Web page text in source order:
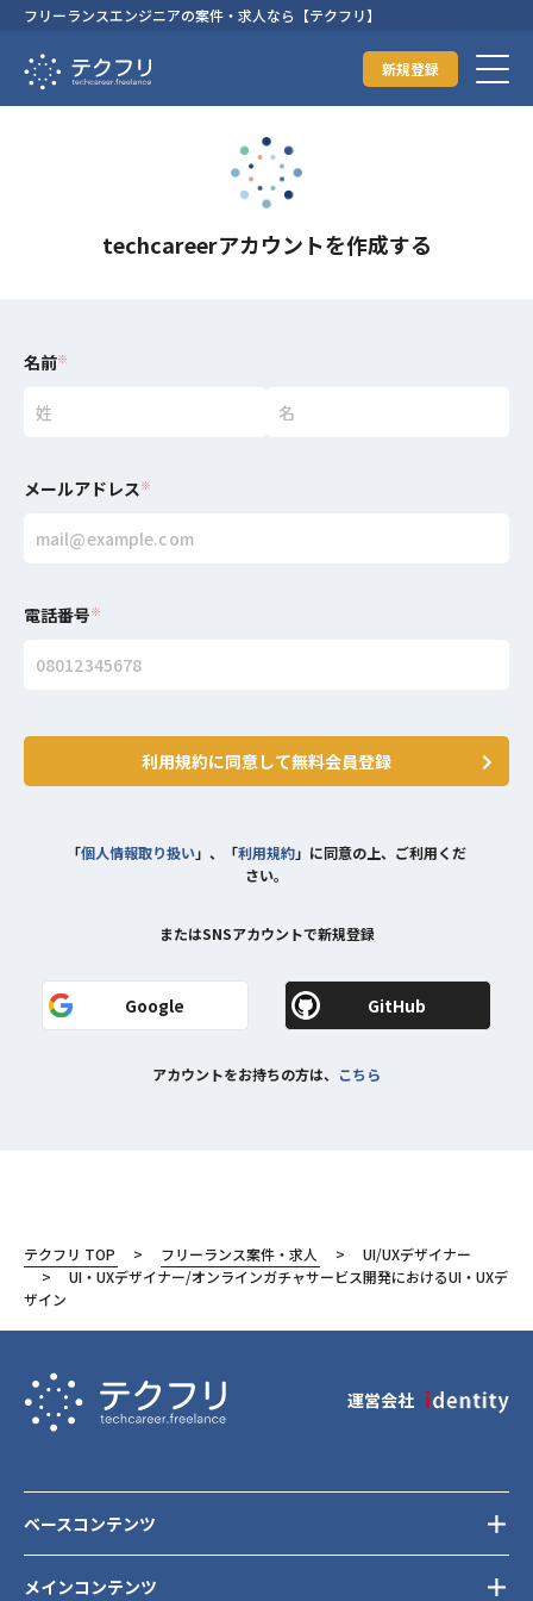
フリーランスエンジニアの案件・求人なら【テクフリ】
新規登録
techcareerアカウントを作成する
名前※
メールアドレス※
電話番号※
利用規約に同意して無料会員登録
「個人情報取り扱い」、「利用規約」に同意の上、ご利用くだ
さい。
またはSNSアカウントで新規登録
Google GitHub
アカウントをお持ちの方は、 こちら
テクフリ TOP フリーランス案件・求人
UI/UXデザイナー
UI・UXデザイナー/オンラインガチャサービス開発におけるUI・UXデ
ザイン
運営会社
メインコンテンツ
ベースコンテンツ